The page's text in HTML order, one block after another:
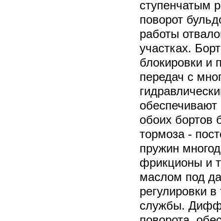
ступенчатым
поворот
работы
участках.
блокировки и
передач с
обоих бортов
тормоза -
пружин
фрикционы и
маслом под
регулировки в
службы.